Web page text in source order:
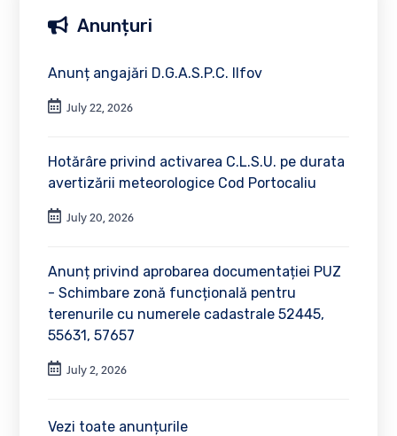
Anunțuri
Anunț angajări D.G.A.S.P.C. Ilfov
July 22, 2026
Hotărâre privind activarea C.L.S.U. pe durata
avertizării meteorologice Cod Portocaliu
July 20, 2026
Anunț privind aprobarea documentației PUZ
- Schimbare zonă funcțională pentru
terenurile cu numerele cadastrale 52445,
55631, 57657
July 2, 2026
Vezi toate anunțurile